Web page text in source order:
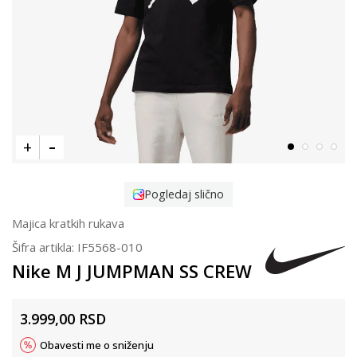
Pogledaj slično
Majica kratkih rukava
Šifra artikla: IF5568-010
Nike M J JUMPMAN SS CREW
3.999,00 RSD
Obavesti me o sniženju